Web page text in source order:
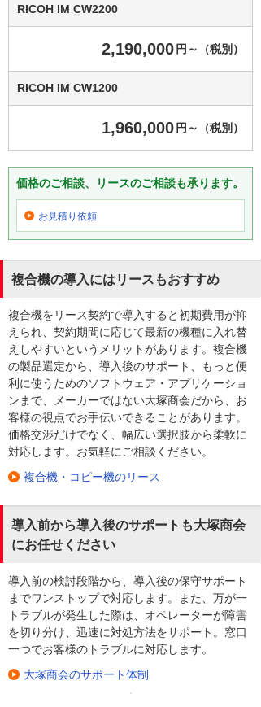
RICOH IM CW2200
2,190,000 円～（税別）
RICOH IM CW1200
1,960,000 円～（税別）
価格のご相談、リースのご相談も承ります。
お見積り依頼
複合機の導入にはリースもおすすめ
複合機をリース契約で導入すると初期費用が抑
えられ、契約期間に応じて最新の機種に入れ替
えしやすいというメリットがあります。複合機
の製品選定から、導入後のサポート、もっと便
利に使うためのソフトウェア・アプリケーショ
ンまで、メーカーではない大塚商会だから、お
客様の視点でお手伝いできることがあります。
価格交渉だけでなく、幅広い選択肢から柔軟に
対応します。お気軽にご相談ください。
複合機・コピー機のリース
導入前から導入後のサポートも大塚商会
にお任せください
導入前の検討段階から、導入後の保守サポート
までワンストップで対応します。また、万が一
トラブルが発生した際は、オペレーターが障害
を切り分け、迅速に対処方法をサポート。窓口
一つでお客様のトラブルに対応します。
大塚商会のサポート体制